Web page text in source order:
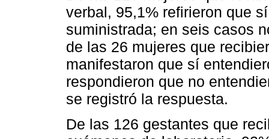
verbal, 95,1% refirieron que
suministrada; en seis casos
de las 26 mujeres que
manifestaron que sí
respondieron que no
se registró la respuesta.
De las 126 gestantes que